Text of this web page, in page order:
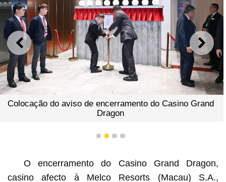
ANTERIOR
Colocação do aviso de encerramento do Casino Grand
Dragon
1 2 3 4
O encerramento do Casino Grand Dragon,
casino afecto à Melco Resorts (Macau) S.A.,